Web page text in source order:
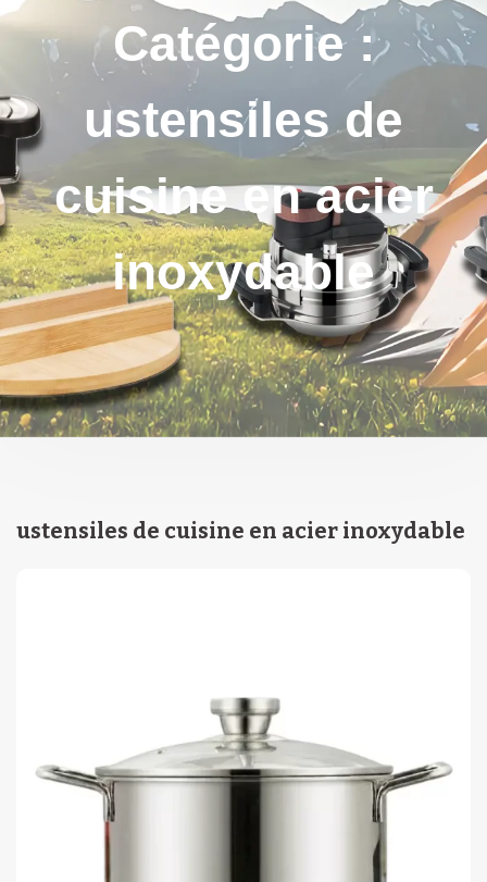
Catégorie :
ustensiles de
cuisine en acier
inoxydable
ustensiles de cuisine en acier inoxydable